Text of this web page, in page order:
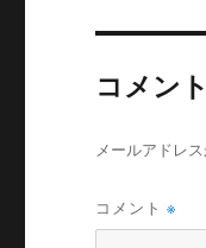
コメン
メールアドレ
コメント※